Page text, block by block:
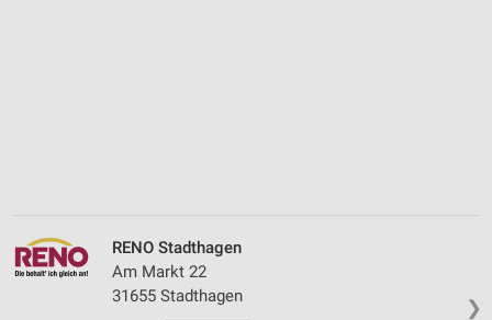
❯
RENO Stadthagen
Am Markt 22
31655 Stadthagen